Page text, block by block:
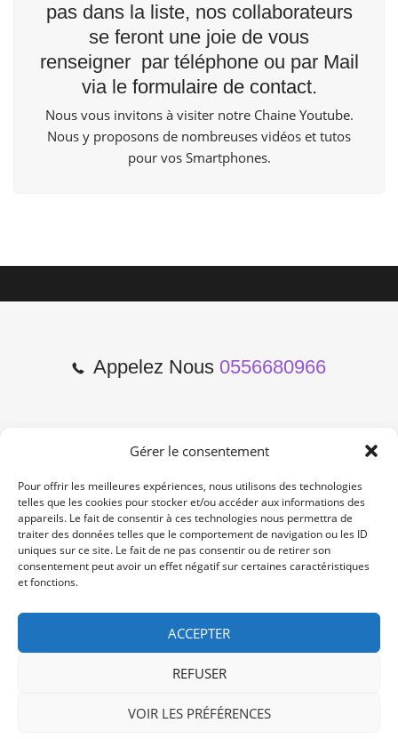
Gérer le consentement
Pour offrir les meilleures expériences, nous utilisons des technologies
telles que les cookies pour stocker et/ou accéder aux informations des
appareils. Le fait de consentir à ces technologies nous permettra de
traiter des données telles que le comportement de navigation ou les ID
uniques sur ce site. Le fait de ne pas consentir ou de retirer son
consentement peut avoir un effet négatif sur certaines caractéristiques
et fonctions.
ACCEPTER
REFUSER
VOIR LES PRÉFÉRENCES
pas dans la liste, nos collaborateurs
se feront une joie de vous
renseigner par téléphone ou par Mail
via le formulaire de contact.
Nous vous invitons à visiter notre Chaine Youtube.
Nous y proposons de nombreuses vidéos et tutos
pour vos Smartphones.
Appelez Nous 0556680966
2 Cours de l'Yser 33800
Bordeaux
Lun-Samedi: 10:00 -19:00
Non Stop
/ /